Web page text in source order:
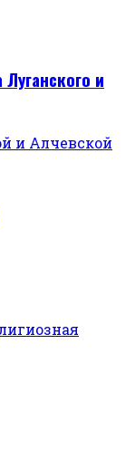
и
и Алчевской